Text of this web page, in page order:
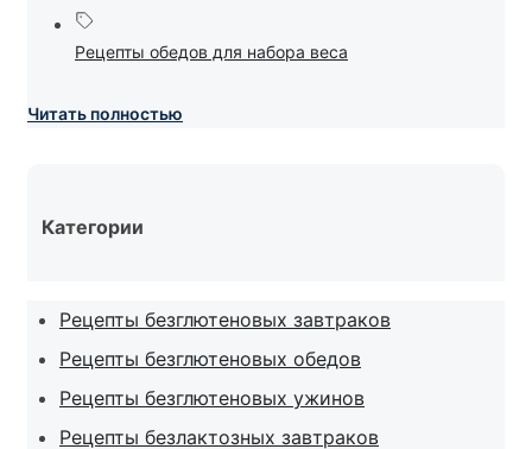
Рецепты обедов для набора веса
Читать полностью
Категории
Рецепты безглютеновых завтраков
Рецепты безглютеновых обедов
Рецепты безглютеновых ужинов
Рецепты безлактозных завтраков